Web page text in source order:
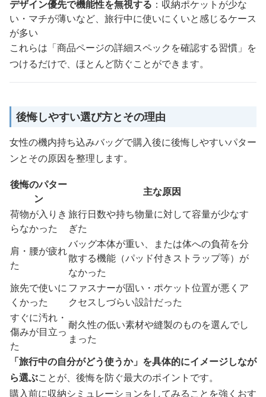
デザイン優先で機能性を無視する ：収納ポケットが少な
い・マチが薄いなど、旅行中に使いにくいと感じるケース
が多い
これらは「商品ページの詳細スペックを確認する習慣」を
つけるだけで、ほとんど防ぐことができます。
後悔しやすい選び方とその理由
女性の機内持ち込みバッグで購入後に後悔しやすいパター
ンとその原因を整理します。
後悔のパター
ン
主な原因
荷物が入りき
らなかった
旅行日数や持ち物量に対して容量が少なす
ぎた
肩・腰が疲れ
た
バッグ本体が重い、または体への負荷を分
散する機能（パッド付きストラップ等）が
なかった
旅先で使いに
くかった
ファスナーが固い・ポケット位置が悪くア
クセスしづらい設計だった
すぐに汚れ・
傷みが目立っ
た
耐久性の低い素材や縫製のものを選んでし
まった
「旅行中の自分がどう使うか」を具体的にイメージしなが
ら選ぶことが、後悔を防ぐ最大のポイントです。
購入前に収納シミュレーションをしてみることを強くおす